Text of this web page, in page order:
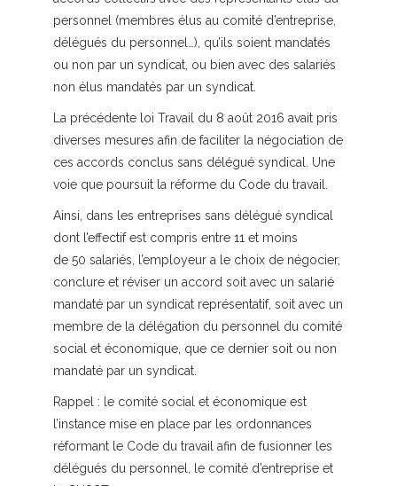
personnel (membres élus au comité d’entreprise,
délégués du personnel…), qu’ils soient mandatés
ou non par un syndicat, ou bien avec des salariés
non élus mandatés par un syndicat.
La précédente loi Travail du 8 août 2016 avait pris
diverses mesures afin de faciliter la négociation de
ces accords conclus sans délégué syndical. Une
voie que poursuit la réforme du Code du travail.
Ainsi, dans les entreprises sans délégué syndical
dont l’effectif est compris entre 11 et moins
de 50 salariés, l’employeur a le choix de négocier,
conclure et réviser un accord soit avec un salarié
mandaté par un syndicat représentatif, soit avec un
membre de la délégation du personnel du comité
social et économique, que ce dernier soit ou non
mandaté par un syndicat.
Rappel : le comité social et économique est
l’instance mise en place par les ordonnances
réformant le Code du travail afin de fusionner les
délégués du personnel, le comité d’entreprise et